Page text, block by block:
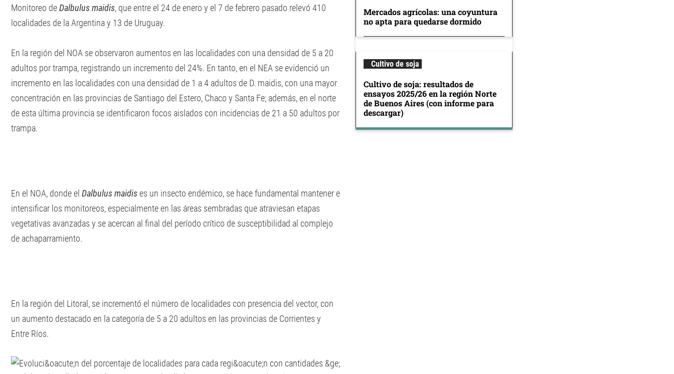
Monitoreo deDalbulus maidis, que entre el 24 de enero y el 7 de febrero pasado relevó 410
localidades de la Argentina y 13 de Uruguay.
En la región del NOA se observaron aumentos en las localidades con una densidad de 5 a 20
adultos por trampa, registrando un incremento del 24%. En tanto, en el NEA se evidenció un
incremento en las localidades con una densidad de 1 a 4 adultos de D. maidis, con una mayor
concentración en las provincias de Santiago del Estero, Chaco y Santa Fe; además, en el norte
de esta última provincia se identificaron focos aislados con incidencias de 21 a 50 adultos por
trampa.
En el NOA, donde el Dalbulus maidises un insecto endémico, se hace fundamental mantener e
intensificar los monitoreos, especialmente en las áreas sembradas que atraviesan etapas
vegetativas avanzadas y se acercan al final del período crítico de susceptibilidad al complejo
de achaparramiento.
En la región del Litoral, se incrementó el número de localidades con presencia del vector, con
un aumento destacado en la categoría de 5 a 20 adultos en las provincias de Corrientes y
Entre Ríos.
Mercados agrícolas: una coyuntura
no apta para quedarse dormido
Cultivo de soja
Cultivo de soja: resultados de
ensayos 2025/26 en la región Norte
de Buenos Aires (con informe para
descargar)